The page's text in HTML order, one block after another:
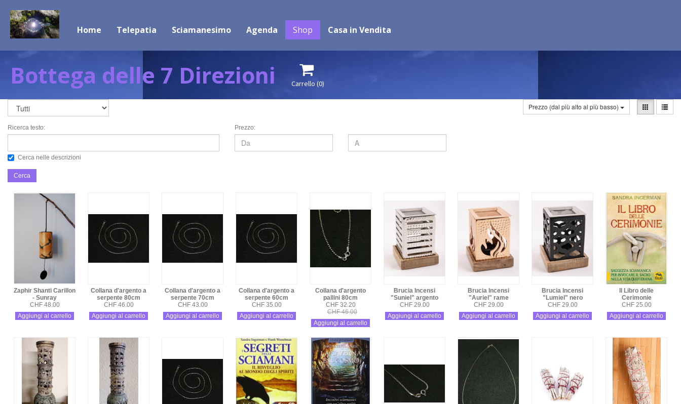
Home Telepatia Sciamanesimo Agenda Shop Casa in Vendita
Bottega delle 7 Direzioni 
Carrello (0)
Prezzo (dal più alto al più basso)
Ricerca testo:
Cerca nelle descrizioni
Prezzo:
Cerca
Zaphir Shanti Carillon
- Sunray
CHF 48.00
Aggiungi al carrello
Collana d'argento a
serpente 80cm
CHF 46.00
Aggiungi al carrello
Collana d'argento a
serpente 70cm
CHF 43.00
Aggiungi al carrello
Collana d'argento a
serpente 60cm
CHF 35.00
Aggiungi al carrello
Collana d'argento
pallini 80cm
CHF 32.20
CHF 46.00
Aggiungi al carrello
Brucia Incensi
"Suniel" argento
CHF 29.00
Aggiungi al carrello
Brucia Incensi
"Auriel" rame
CHF 29.00
Aggiungi al carrello
Brucia Incensi
"Lumiel" nero
CHF 29.00
Aggiungi al carrello
Il Libro delle
Cerimonie
CHF 25.00
Aggiungi al carrello